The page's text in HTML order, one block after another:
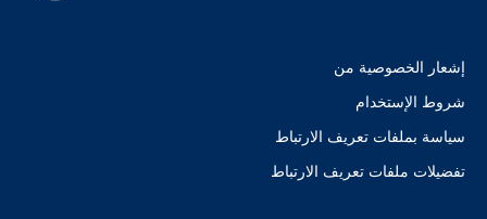
إشعار الخصوصية من
شروط الإستخدام
سياسة بملفات تعريف الارتباط
تفضيلات ملفات تعريف الارتباط